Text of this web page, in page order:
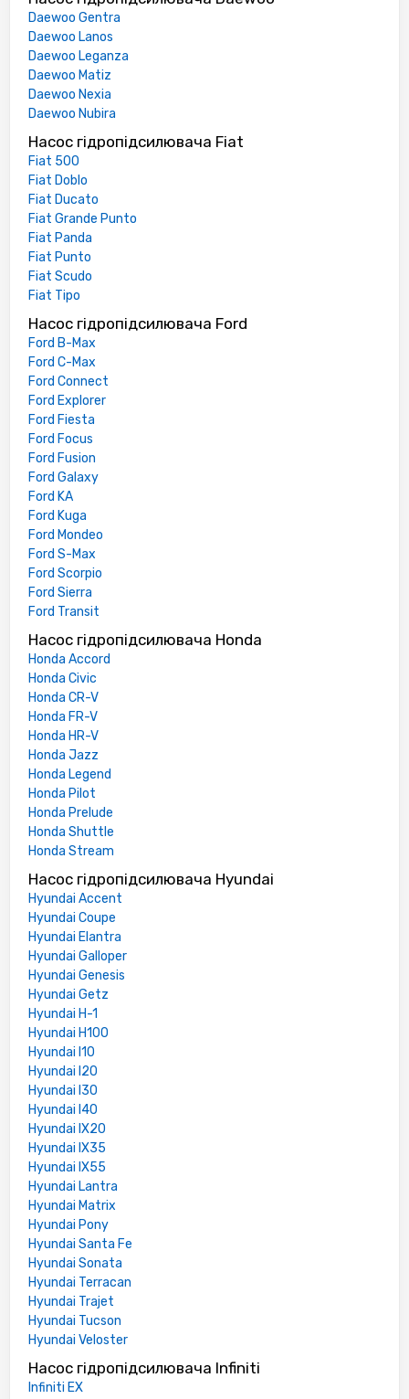
Daewoo Gentra
Daewoo Lanos
Daewoo Leganza
Daewoo Matiz
Daewoo Nexia
Daewoo Nubira
Насос гідропідсилювача Fiat
Fiat 500
Fiat Doblo
Fiat Ducato
Fiat Grande Punto
Fiat Panda
Fiat Punto
Fiat Scudo
Fiat Tipo
Насос гідропідсилювача Ford
Ford B-Max
Ford C-Max
Ford Connect
Ford Explorer
Ford Fiesta
Ford Focus
Ford Fusion
Ford Galaxy
Ford KA
Ford Kuga
Ford Mondeo
Ford S-Max
Ford Scorpio
Ford Sierra
Ford Transit
Насос гідропідсилювача Honda
Honda Accord
Honda Civic
Honda CR-V
Honda FR-V
Honda HR-V
Honda Jazz
Honda Legend
Honda Pilot
Honda Prelude
Honda Shuttle
Honda Stream
Насос гідропідсилювача Hyundai
Hyundai Accent
Hyundai Coupe
Hyundai Elantra
Hyundai Galloper
Hyundai Genesis
Hyundai Getz
Hyundai H-1
Hyundai H100
Hyundai I10
Hyundai I20
Hyundai I30
Hyundai I40
Hyundai IX20
Hyundai IX35
Hyundai IX55
Hyundai Lantra
Hyundai Matrix
Hyundai Pony
Hyundai Santa Fe
Hyundai Sonata
Hyundai Terracan
Hyundai Trajet
Hyundai Tucson
Hyundai Veloster
Насос гідропідсилювача Infiniti
Infiniti EX